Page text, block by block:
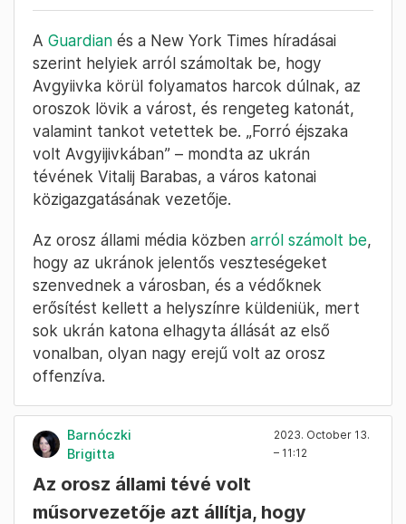
A Guardian és a New York Times híradásai
szerint helyiek arról számoltak be, hogy
Avgyiivka körül folyamatos harcok dúlnak, az
oroszok lövik a várost, és rengeteg katonát,
valamint tankot vetettek be. „Forró éjszaka
volt Avgyijivkában” – mondta az ukrán
tévének Vitalij Barabas, a város katonai
közigazgatásának vezetője.
Az orosz állami média közben arról számolt be,
hogy az ukránok jelentős veszteségeket
szenvednek a városban, és a védőknek
erősítést kellett a helyszínre küldeniük, mert
sok ukrán katona elhagyta állását az első
vonalban, olyan nagy erejű volt az orosz
offenzíva.
Barnóczki
Brigitta
2023. October 13.
– 11:12
Az orosz állami tévé volt
műsorvezetője azt állítja, hogy